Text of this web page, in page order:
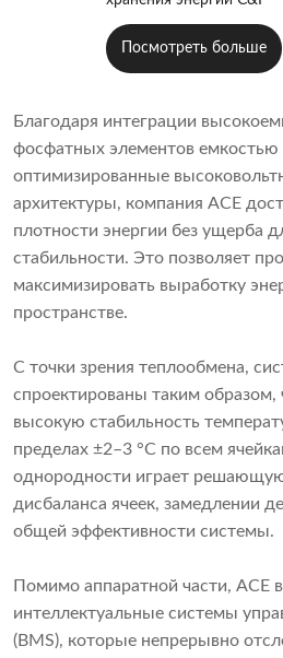
Посмотреть больше
Благодаря интеграции
фосфатных элементов емкостью
оптимизированные
архитектуры, компания ACE
плотности энергии без ущерба
стабильности. Это позволяет
максимизировать выработку
пространстве.
С точки зрения теплообмена,
спроектированы таким
высокую стабильность
пределах ±2–3 °C по всем
однородности играет
дисбаланса ячеек, замедлении
общей эффективности системы.
Помимо аппаратной части, ACE
интеллектуальные системы
(BMS), которые непрерывно